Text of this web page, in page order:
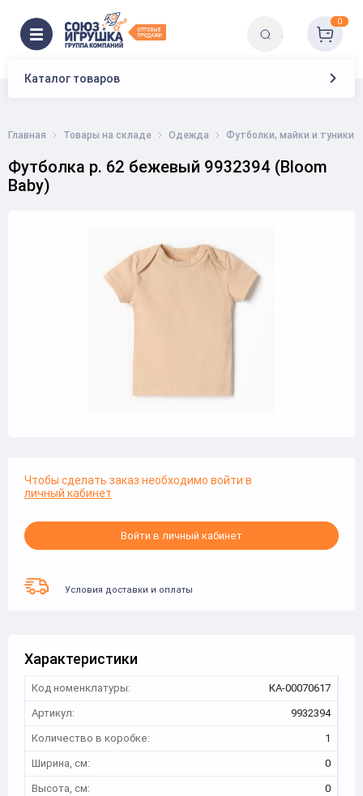
Каталог товаров
0
Главная Товары на складе Одежда Футболки, майки и туники
Футболка р. 62 бежевый 9932394 (Bloom
Baby)
Чтобы сделать заказ необходимо войти в
личный кабинет
Войти в личный кабинет
Условия доставки и оплаты
Характеристики
Код номенклатуры:
КА-00070617
Артикул:
9932394
Количество в коробке:
1
Ширина, см:
0
Высота, см:
0